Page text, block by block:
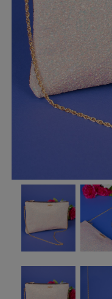
OUTLET